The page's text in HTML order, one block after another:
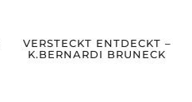
VERSTECKT ENTDECKT –
K.BERNARDI BRUNECK